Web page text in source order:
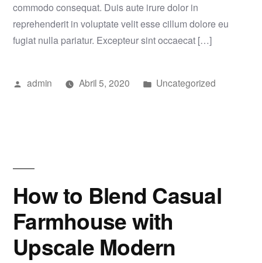
commodo consequat. Duis aute irure dolor in
reprehenderit in voluptate velit esse cillum dolore eu
fugiat nulla pariatur. Excepteur sint occaecat […]
Publicado
admin Abril 5, 2020
Publicado
Uncategorized
How to Blend Casual
Farmhouse with
Upscale Modern